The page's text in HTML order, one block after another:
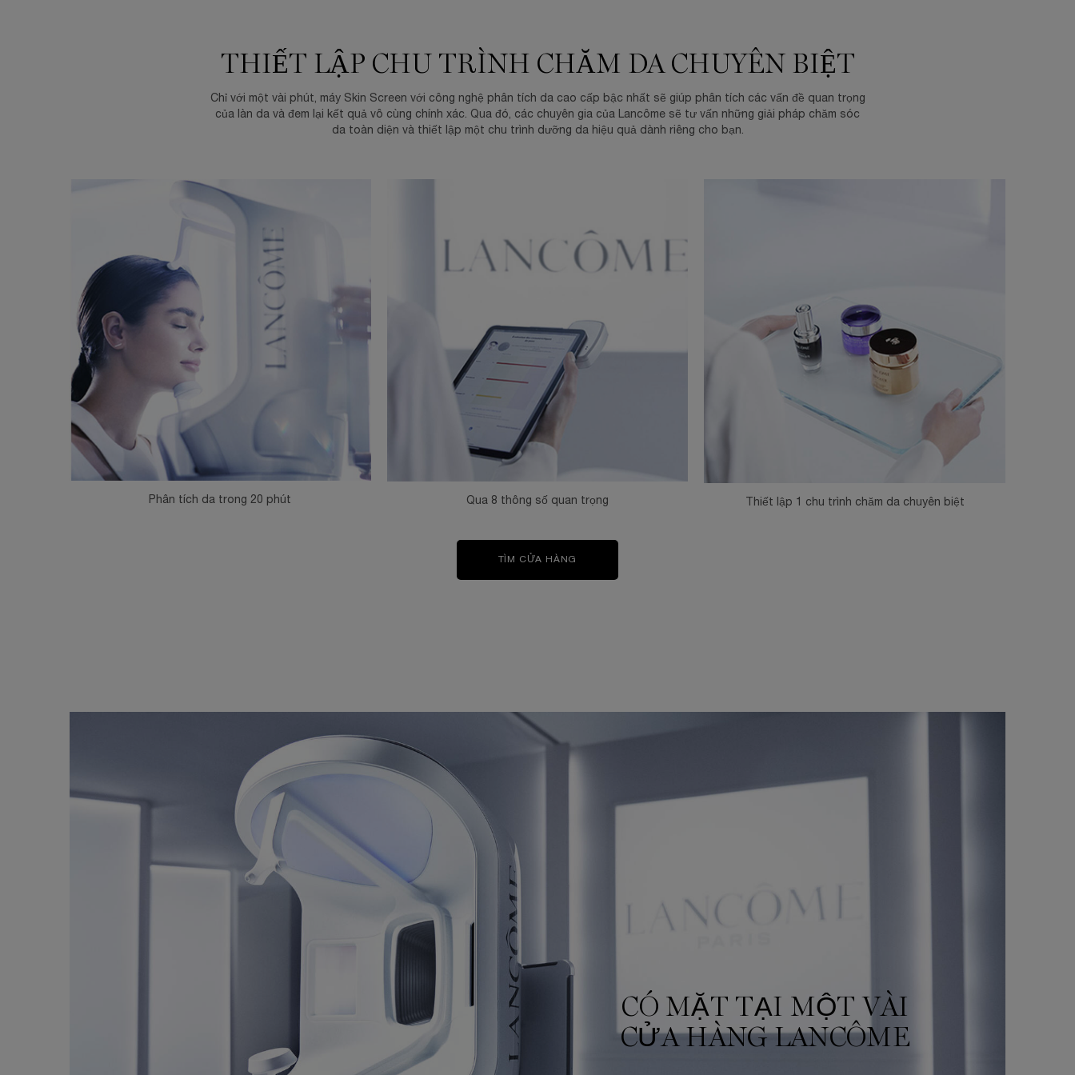
THIẾT LẬP CHU TRÌNH CHĂM DA CHUYÊN BIỆT
Chỉ với một vài phút, máy Skin Screen với công nghệ phân tích da cao cấp bậc nhất sẽ giúp phân tích các vấn đề quan trọng
của làn da và đem lại kết quả vô cùng chính xác. Qua đó, các chuyên gia của Lancôme sẽ tư vấn những giải pháp chăm sóc
da toàn diện và thiết lập một chu trình dưỡng da hiệu quả dành riêng cho bạn.
Phân tích da trong 20 phút Qua 8 thông số quan trọng Thiết lập 1 chu trình chăm da chuyên biệt
TÌM CỬA HÀNG
CÓ MẶT TẠI MỘT VÀI
CỬA HÀNG LANCÔME